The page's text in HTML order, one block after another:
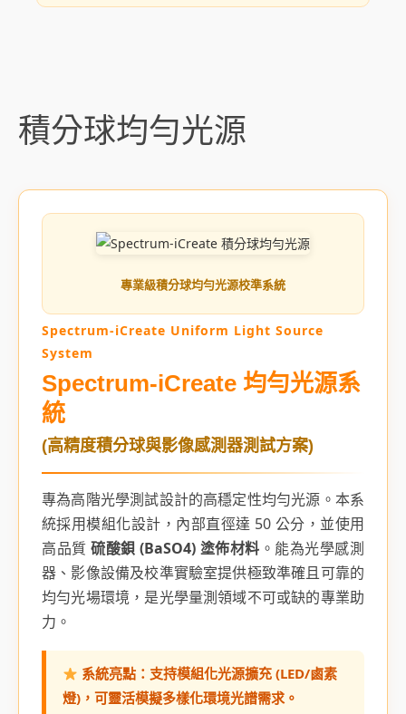
積分球均勻光源
專業級積分球均勻光源校準系統
Spectrum-iCreate Uniform Light Source
System
Spectrum-iCreate 均勻光源系
統
(高精度積分球與影像感測器測試方案)
專為高階光學測試設計的高穩定性均勻光源。本系
統採用模組化設計，內部直徑達 50 公分，並使用
高品質硫酸鋇 (BaSO4) 塗佈材料 。能為光學感測
器、影像設備及校準實驗室提供極致準確且可靠的
均勻光場環境，是光學量測領域不可或缺的專業助
力。
系統亮點：支持模組化光源擴充 (LED/鹵素
燈)，可靈活模擬多樣化環境光譜需求。